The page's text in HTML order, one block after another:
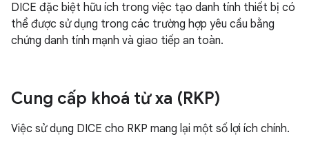
DICE đặc biệt hữu ích trong việc tạo danh tính thiết bị có
thể được sử dụng trong các trường hợp yêu cầu bằng
chứng danh tính mạnh và giao tiếp an toàn.
Cung cấp khoá từ xa (RKP)
Việc sử dụng DICE cho RKP mang lại một số lợi ích chính.